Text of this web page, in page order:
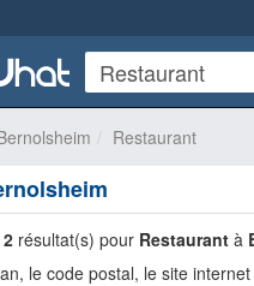
Restaurant
2 résultat(s) pour Restaurant à
le code postal, le site